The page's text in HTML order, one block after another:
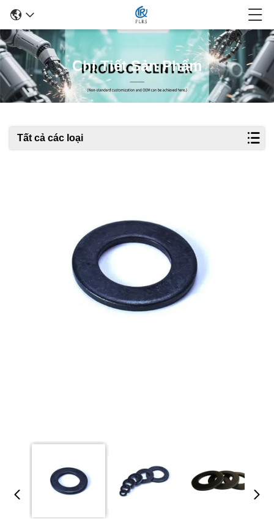
Chi Tiết Sản Phẩm
Tất cả các loại